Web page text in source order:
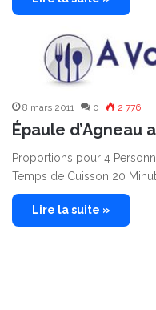
8 mars 2011 0 2 776
Épaule d’Agneau
Proportions pour 4
Temps de Cuisson 20
Lire la suite »